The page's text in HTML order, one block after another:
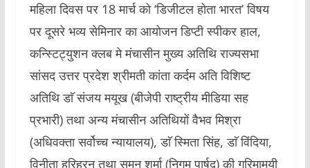
महिला दिवस पर 18 मार्च को ‘डिजीटल होता भारत’ विषय
पर दूसरे भव्य सेमिनार का आयोजन डिप्टी स्पीकर हाल,
कन्स्टिट्युशन क्लब मे मंचासीन मुख्य अतिथि राज्यसभा
सांसद उत्तर प्रदेश श्रीमती कांता कर्दम अति विशिष्ट
अतिथि डाॅ संजय मयूख (बीजेपी राष्ट्रीय मीडिया सह
प्रभारी) तथा अन्य मंचासीन अतिथियों वैभव मिश्रा
(अधिवक्ता सर्वोच्च न्यायालय), डाॅ स्मिता सिंह, डाॅ विंदिया,
विनीता हरिहरन तथा सुमन शर्मा (निगम पार्षद) की गरिमामयी